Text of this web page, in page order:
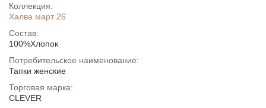
Коллекция:
Халва март 26
Состав:
100%Хлопок
Потребительское наименование:
Тапки женские
Торговая марка:
CLEVER